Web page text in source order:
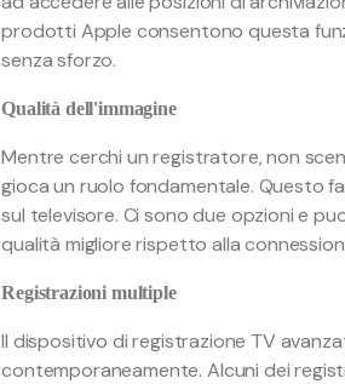
prodotti Apple consentono questa
senza sforzo.
Qualità dell'immagine
Mentre cerchi un registratore, non
gioca un ruolo fondamentale. Questo
sul televisore. Ci sono due opzioni e
qualità migliore rispetto alla
Registrazioni multiple
Il dispositivo di registrazione TV
contemporaneamente. Alcuni dei